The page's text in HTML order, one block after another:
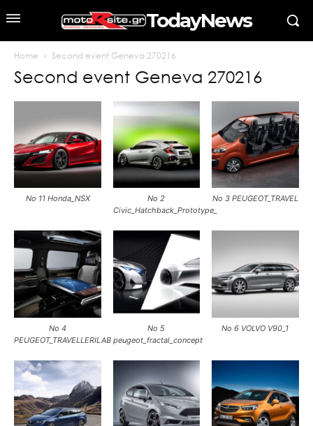
TodayNews
Home Second event Geneva 270216
Second event Geneva 270216
No 11 Honda_NSX
Νο 2
Civic_Hatchback_Prototype_
Νο 3 PEUGEOT_TRAVEL
Νο 4
PEUGEOT_TRAVELLERILAB
Νο 5
peugeot_fractal_concept
Νο 6 VOLVO V90_1